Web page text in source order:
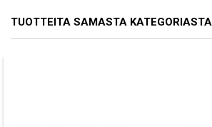
TUOTTEITA SAMASTA KATEGORIASTA